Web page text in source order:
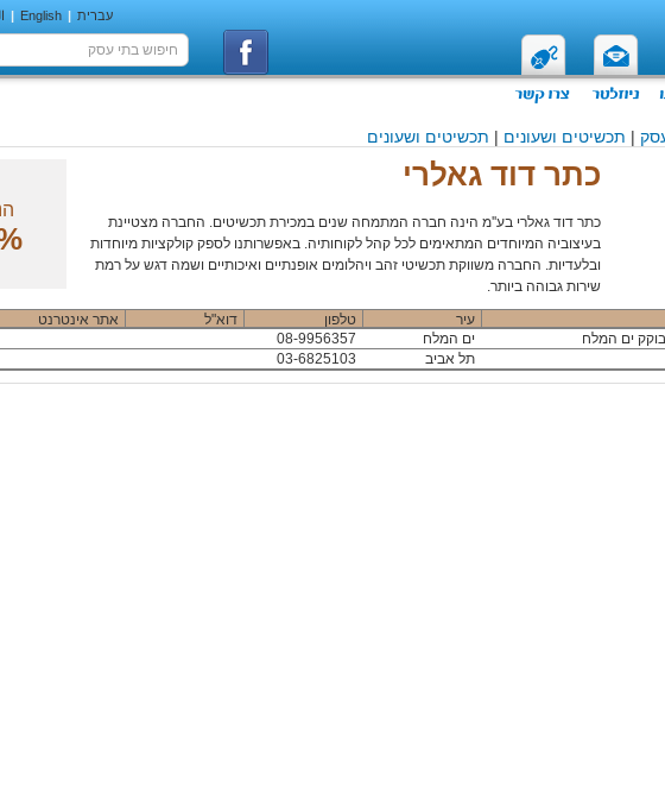
עברית |
English
|
| תכשיטים ושעונים | תכשיטים ושעונים
כתר דוד גאלרי
כתר דוד גאלרי בע''מ הינה חברה המתמחה שנים במכירת תכשיטים. החברה מצטיינת
בעיצוביה המיוחדים המתאימים לכל קהל לקוחותיה. באפשרותנו לספק קולקציות מיוחדות
ובלעדיות. החברה משווקת תכשיטי זהב ויהלומים אופנתיים ואיכותיים ושמה דגש על רמת
שירות גבוהה ביותר.
עיר טלפון דוא"ל
אתר אינטרנט
ים המלח
ים המלח
08-9956357
תל אביב 03-6825103